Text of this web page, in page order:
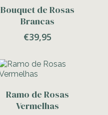
Bouquet de Rosas
Brancas
€39,95
Ramo de Rosas
Vermelhas